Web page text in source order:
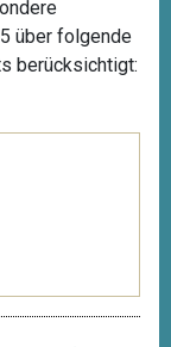
über folgende
berücksichtigt: